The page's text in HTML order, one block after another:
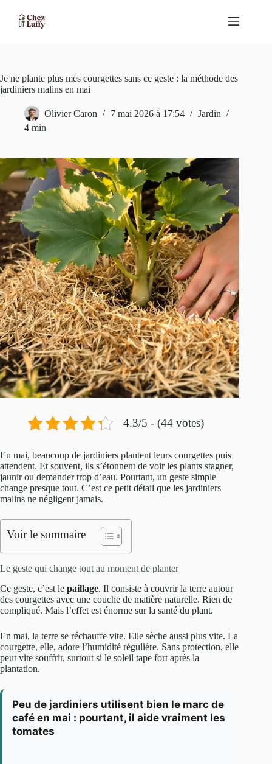
contenu
Je ne plante plus mes courgettes sans ce geste : la méthode des
jardiniers malins en mai
Olivier Caron 7 mai 2026 à 17:54
Jardin
4 min
4.3/5 - (44 votes)
En mai, beaucoup de jardiniers plantent leurs courgettes puis
attendent. Et souvent, ils s’étonnent de voir les plants stagner,
jaunir ou demander trop d’eau. Pourtant, un geste simple
change presque tout. C’est ce petit détail que les jardiniers
malins ne négligent jamais.
Voir le sommaire
Le geste qui change tout au moment de planter
Ce geste, c’est le paillage. Il consiste à couvrir la terre autour
des courgettes avec une couche de matière naturelle. Rien de
compliqué. Mais l’effet est énorme sur la santé du plant.
En mai, la terre se réchauffe vite. Elle sèche aussi plus vite. La
courgette, elle, adore l’humidité régulière. Sans protection, elle
peut vite souffrir, surtout si le soleil tape fort après la
plantation.
Peu de jardiniers utilisent bien le marc de
café en mai : pourtant, il aide vraiment les
tomates